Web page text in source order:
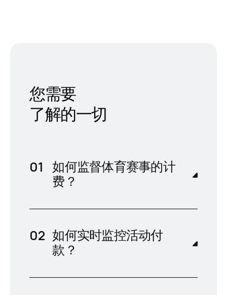
您需要
了解的一切
如何监督体育赛事的计
费？
如何实时监控活动付
款？